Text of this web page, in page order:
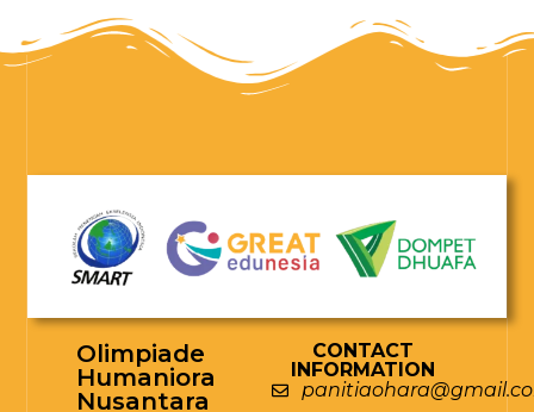
Olimpiade
Humaniora
Nusantara
CONTACT
INFORMATION